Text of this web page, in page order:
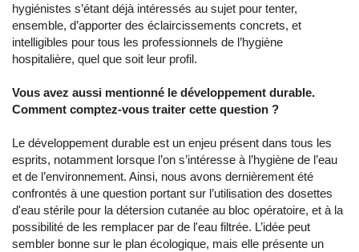
hygiénistes s’étant déjà intéressés au sujet pour tenter,
ensemble, d’apporter des éclaircissements concrets, et
intelligibles pour tous les professionnels de l’hygiène
hospitalière, quel que soit leur profil.
Vous avez aussi mentionné le développement durable.
Comment comptez-vous traiter cette question ?
Le développement durable est un enjeu présent dans tous les
esprits, notamment lorsque l’on s’intéresse à l’hygiène de l’eau
et de l’environnement. Ainsi, nous avons dernièrement été
confrontés à une question portant sur l’utilisation des dosettes
d'eau stérile pour la détersion cutanée au bloc opératoire, et à la
possibilité de les remplacer par de l'eau filtrée. L’idée peut
sembler bonne sur le plan écologique, mais elle présente un